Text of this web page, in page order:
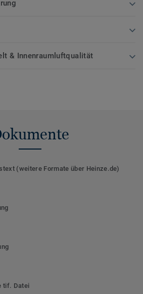
& Innenraumluftqualität
(weitere Formate über Heinze.de)
tif. Datei